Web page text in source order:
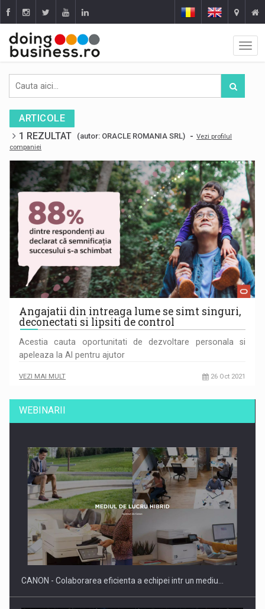
ARTICOLE
1 REZULTAT
(autor: ORACLE ROMANIA SRL) - Vezi profilul
companiei
Angajatii din intreaga lume se simt singuri,
deconectati si lipsiti de control
Acestia cauta oportunitati de dezvoltare personala si
apeleaza la AI pentru ajutor
VEZI MAI MULT 26 Oct 2021
WEBINARII
CANON - Colaborarea eficienta a echipei intr un mediu…